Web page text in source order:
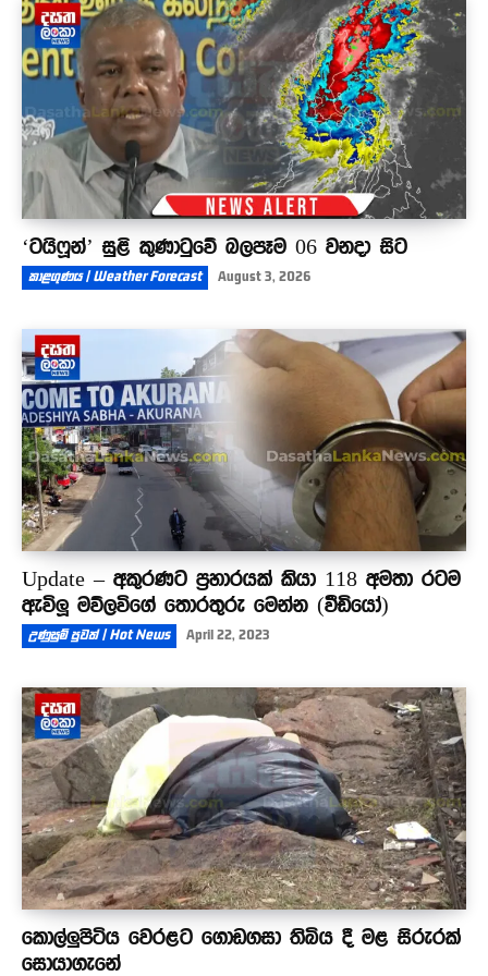
දැයෙන් සමුඅරන් අදට වසර 34ක්
03:57
‘ටයිෆූන්’ සුළි කුණාටුවේ බලපෑම 06 වනදා සිට
කාළගුණය | Weather Forecast August 3, 2026
Update – අකුරණට ප්‍රහාරයක් කියා 118 අමතා රටම
ඇවිලූ මව්ලවිගේ තොරතුරු මෙන්න (වීඩියෝ)
උණුසුම් පුවත් | Hot News April 22, 2023
කොල්ලුපිටිය වෙරළට ගොඩගසා තිබිය දී මළ සිරුරක්
සොයාගැනේ